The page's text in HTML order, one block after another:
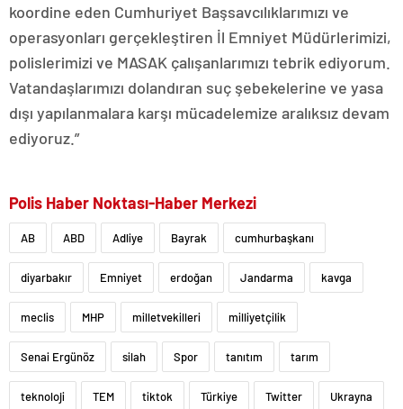
koordine eden Cumhuriyet Başsavcılıklarımızı ve
operasyonları gerçekleştiren İl Emniyet Müdürlerimizi,
polislerimizi ve MASAK çalışanlarımızı tebrik ediyorum.
Vatandaşlarımızı dolandıran suç şebekelerine ve yasa
dışı yapılanmalara karşı mücadelemize aralıksız devam
ediyoruz.”
Polis Haber Noktası-Haber Merkezi
AB ABD Adliye Bayrak cumhurbaşkanı
diyarbakır Emniyet erdoğan Jandarma kavga
meclis MHP milletvekilleri milliyetçilik
Senai Ergünöz silah Spor tanıtım tarım
teknoloji TEM tiktok Türkiye Twitter Ukrayna